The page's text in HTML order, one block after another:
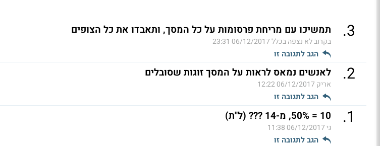
3
. תמשיכו עם מריחת פרסומות על כל המסך, ותאבדו את כל הצופים
בקרוב לא נצפה בכלל06/12/2017 23:31
הגב לתגובה זו
2
. לאנשים נמאס לראות על המסך זוגות שסובלים
אריק 06/12/2017 12:22
הגב לתגובה זו
1
. 10 = 50%, מ-14 ??? (ל"ת)
גי06/12/2017 11:38
הגב לתגובה זו